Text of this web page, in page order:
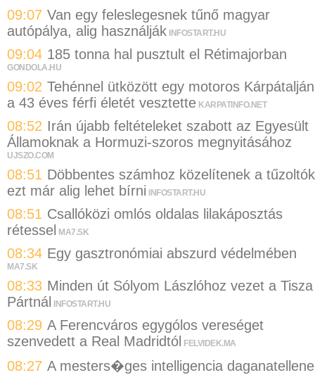
09:07 Van egy feleslegesnek tűnő magyar
autópálya, alig használják INFOSTART.HU
09:04 185 tonna hal pusztult el Rétimajorban
GONDOLA.HU
09:02 Tehénnel ütközött egy motoros
a 43 éves férfi életét vesztette KARPATINFO.NET
08:52 Irán újabb feltételeket szabott az Egyesült
Államoknak a Hormuzi-szoros megnyitásához
UJSZO.COM
08:51 Döbbentes számhoz közelítenek a
ezt már alig lehet bírni
INFOSTART.HU
08:51 Csallóközi omlós oldalas lilakáposztás
rétessel
MA7.SK
08:34 Egy gasztronómiai abszurd védelmében
MA7.SK
08:33 Minden út Sólyom Lászlóhoz vezet a Tisza
Pártnál
INFOSTART.HU
08:29 A Ferencváros egygólos vereséget
szenvedett a Real Madridtól FELVIDEK.MA
08:27 A mesters�ges intelligencia